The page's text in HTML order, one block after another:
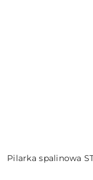
Pilarka spalinowa